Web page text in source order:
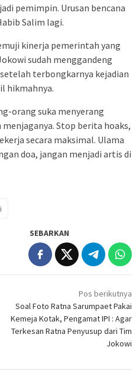
pemimpin. Urusan bencana
Salim lagi.
kinerja pemerintah yang
sudah menggandeng
terbongkarnya kejadian
hikmahnya.
orang suka menyerang
Stop berita hoaks,
secara maksimal. Ulama
doa, jangan menjadi artis di
SEBARKAN
Pos berikutnya
Soal Foto Ratna Sarumpaet Pakai
Kemeja Kotak, Pengamat IPI : Agar
Terkesan Ratna Penyusup dari Tim
Jokowi